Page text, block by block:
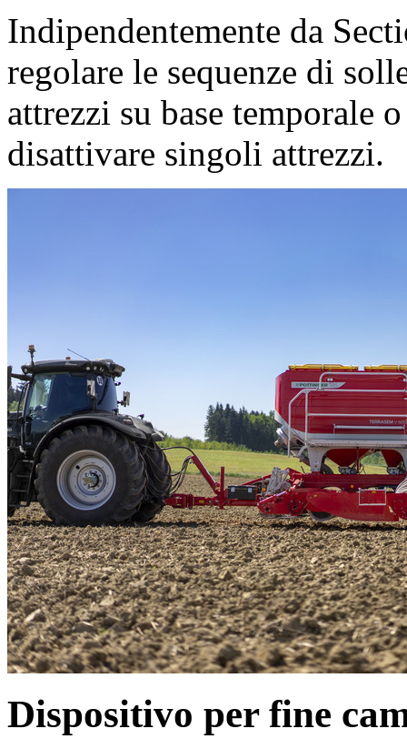
Indipendentemente da
regolare le sequenze di
attrezzi su base temporale
disattivare singoli attrezzi.
Dispositivo per fine